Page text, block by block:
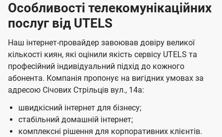
Особливості телекомунікаційних
послуг від UTELS
Наш інтернет-провайдер завоював довіру великої
кількості киян, які оцінили якість сервісу UTELS та
професійний індивідуальний підхід до кожного
абонента. Компанія пропонує на вигідних умовах за
адресою Січових Стрільців вул., 14а:
швидкісний інтернет для бізнесу;
стабільний домашній інтернет;
комплексні рішення для корпоративних клієнтів.